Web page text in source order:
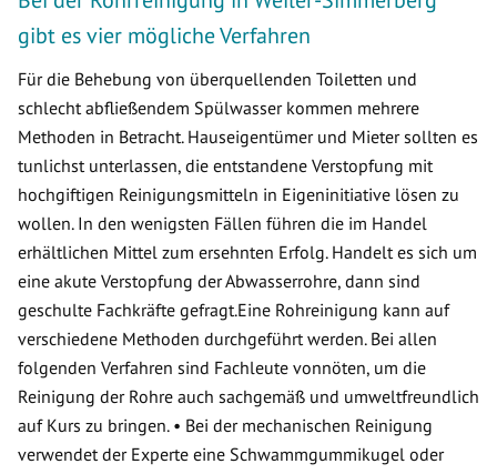
gibt es vier mögliche Verfahren
Für die Behebung von überquellenden Toiletten und
schlecht abfließendem Spülwasser kommen mehrere
Methoden in Betracht. Hauseigentümer und Mieter sollten es
tunlichst unterlassen, die entstandene Verstopfung mit
hochgiftigen Reinigungsmitteln in Eigeninitiative lösen zu
wollen. In den wenigsten Fällen führen die im Handel
erhältlichen Mittel zum ersehnten Erfolg. Handelt es sich um
eine akute Verstopfung der Abwasserrohre, dann sind
geschulte Fachkräfte gefragt.Eine Rohreinigung kann auf
verschiedene Methoden durchgeführt werden. Bei allen
folgenden Verfahren sind Fachleute vonnöten, um die
Reinigung der Rohre auch sachgemäß und umweltfreundlich
auf Kurs zu bringen. • Bei der mechanischen Reinigung
verwendet der Experte eine Schwammgummikugel oder